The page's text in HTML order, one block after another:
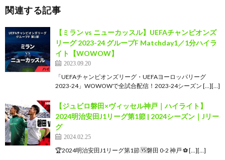
関連する記事
【ミラン vs ニューカッスル】UEFAチャンピオンズ
リーグ 2023-24 グループF Matchday1／1分ハイラ
イト【WOWOW】
2023.09.20
「UEFAチャンピオンズリーグ・UEFAヨーロッパリーグ
2023-24」WOWOWで全試合配信！2023-24シーズン […][…]
【ジュビロ磐田×ヴィッセル神戸｜ハイライト】
2024明治安田J1リーグ第1節 | 2024シーズン｜Jリー
グ
2024.02.25
🏆2024明治安田J1リーグ第1節 🆚磐田 0-2 神戸 ⚽️ […][…]